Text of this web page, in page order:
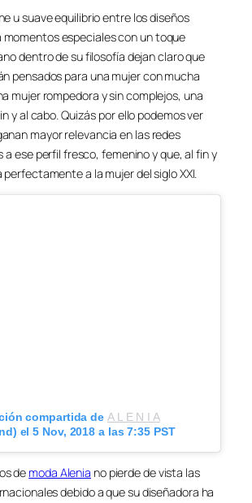
u suave equilibrio entre los diseños
especiales con un toque
dentro de su filosofía dejan claro que
pensados para una mujer con mucha
mujer rompedora y sin complejos, una
y al cabo. Quizás por ello podemos ver
mayor relevancia en las redes
a ese perfil fresco, femenino y que, al fin y
a la mujer del siglo XXI.
compartida de A L E N I A
el5 Nov, 2018 a las 7:35 PST
de moda Alenia no pierde de vista las
debido a que su diseñadora ha